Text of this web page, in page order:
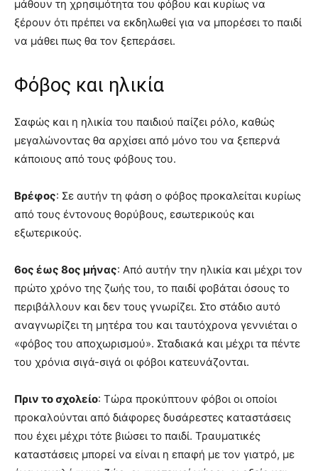
μάθουν τη χρησιμότητα του φόβου και κυρίως να
ξέρουν ότι πρέπει να εκδηλωθεί για να μπορέσει το παιδί
να μάθει πως θα τον ξεπεράσει.
Φόβος και ηλικία
Σαφώς και η ηλικία του παιδιού παίζει ρόλο, καθώς
μεγαλώνοντας θα αρχίσει από μόνο του να ξεπερνά
κάποιους από τους φόβους του.
Βρέφος: Σε αυτήν τη φάση ο φόβος προκαλείται κυρίως
από τους έντονους θορύβους, εσωτερικούς και
εξωτερικούς.
6ος έως 8ος μήνας: Από αυτήν την ηλικία και μέχρι τον
πρώτο χρόνο της ζωής του, το παιδί φοβάται όσους το
περιβάλλουν και δεν τους γνωρίζει. Στο στάδιο αυτό
αναγνωρίζει τη μητέρα του και ταυτόχρονα γεννιέται ο
«φόβος του αποχωρισμού». Σταδιακά και μέχρι τα πέντε
του χρόνια σιγά-σιγά οι φόβοι κατευνάζονται.
Πριν το σχολείο: Τώρα προκύπτουν φόβοι οι οποίοι
προκαλούνται από διάφορες δυσάρεστες καταστάσεις
που έχει μέχρι τότε βιώσει το παιδί. Τραυματικές
καταστάσεις μπορεί να είναι η επαφή με τον γιατρό, με